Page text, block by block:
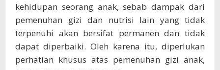
kehidupan seorang anak, sebab dampak dari
pemenuhan gizi dan nutrisi lain yang tidak
terpenuhi akan bersifat permanen dan tidak
dapat diperbaiki. Oleh karena itu, diperlukan
perhatian khusus atas pemenuhan gizi anak,